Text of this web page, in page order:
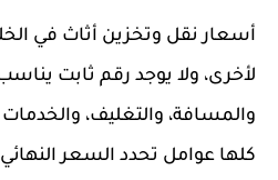
أسعار نقل وتخزين أثاث في
لأخرى، ولا يوجد رقم ثابت
والمسافة، والتغليف، والخدمات
كلها عوامل تحدد السعر